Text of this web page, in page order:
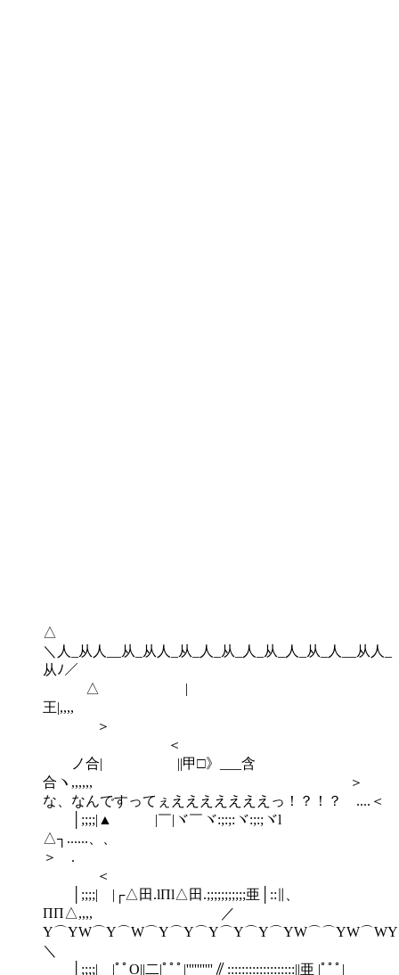
＼人_从人__从_从人_从_人_从_人_从_人_从_人__从人_
从ﾉ／
△ |
王|,,,,
＞
＜
ノ合| ||甲□》___含
合ヽ,,,,,, ＞
な、なんですってぇえええええええっ！？！？ ....＜
│;;;;|▲ |￣|ヾ￣ヾ:;:;:ヾ:;:;ヾl
△┐......、、
＞
＜
│;;;;| |┌△田.lΠl△田.;;;;;;;;;;;亜│::∥、
ΠΠ△,,,, ／
Y⌒YW⌒Y⌒W⌒Y⌒Y⌒Y⌒Y⌒Y⌒YW⌒⌒YW⌒WY
＼
│;;;;| |ﾟﾟO||二|ﾟﾟﾟ|''''''''''∥:::::::::::::::::::||亜 |ﾟﾟﾟ|